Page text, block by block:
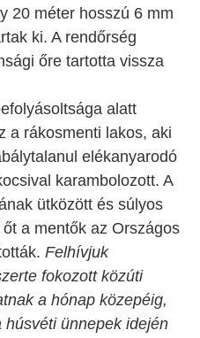
20 méter hosszú 6 mm
ki. A rendőrség
őre tartotta vissza
alatt
a rákosmenti lakos, aki
elékanyarodó
karambolozott. A
ütközött és súlyos
a mentők az Országos
Felhívjuk
fokozott közúti
a hónap közepéig,
ünnepek idején